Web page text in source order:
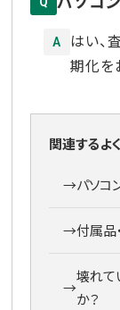
A
はい、
期化を
関連するよ
→パソコ
→付属品
→
壊れて
か？